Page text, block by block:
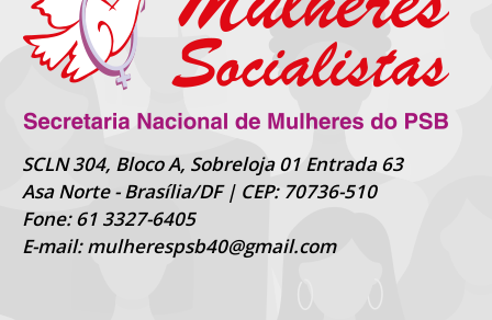
SCLN 304, Bloco A, Sobreloja 01 Entrada 63
Asa Norte - Brasília/DF | CEP: 70736-510
Fone: 61 3327-6405
E-mail: mulherespsb40@gmail.com